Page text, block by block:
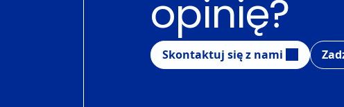
opinię?
Skontaktuj się z nami